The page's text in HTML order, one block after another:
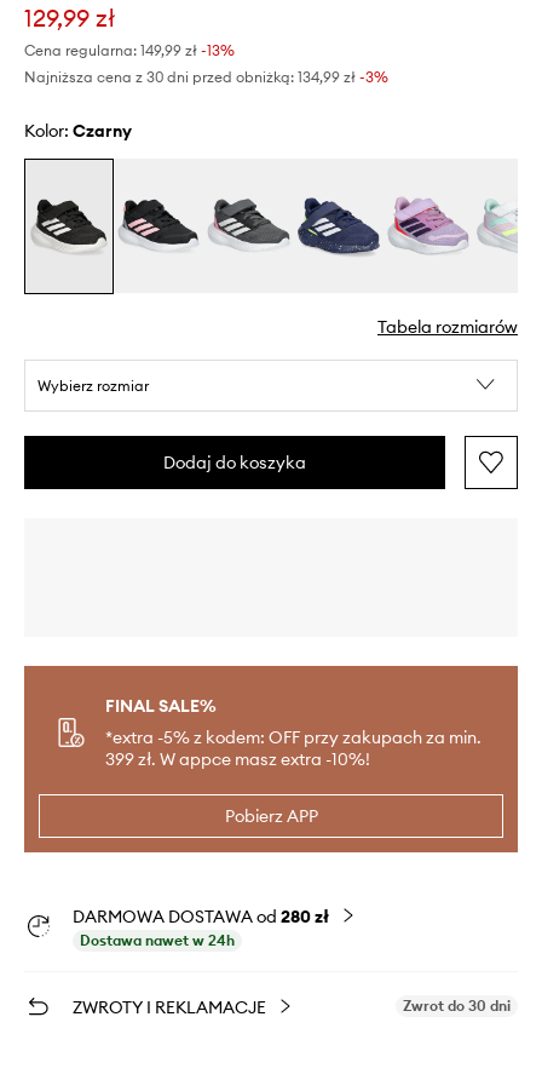
129,99 zł
Cena regularna: 149,99 zł -13%
Najniższa cena z 30 dni przed obniżką: 134,99 zł -3%
Kolor: czarny
Tabela rozmiarów
Wybierz rozmiar
Dodaj do koszyka
FINAL SALE%
*extra -5% z kodem: OFF przy zakupach za min.
399 zł. W appce masz extra -10%!
Pobierz APP
DARMOWA DOSTAWA od 280 zł
Dostawa nawet w 24h
ZWROTY I REKLAMACJE Zwrot do 30 dni